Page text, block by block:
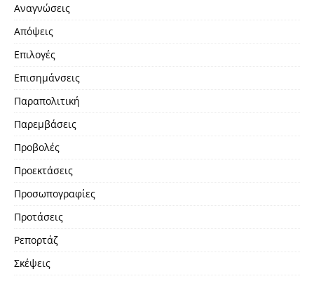
Αναγνώσεις
Απόψεις
Επιλογές
Επισημάνσεις
Παραπολιτική
Παρεμβάσεις
Προβολές
Προεκτάσεις
Προσωπογραφίες
Προτάσεις
Ρεπορτάζ
Σκέψεις